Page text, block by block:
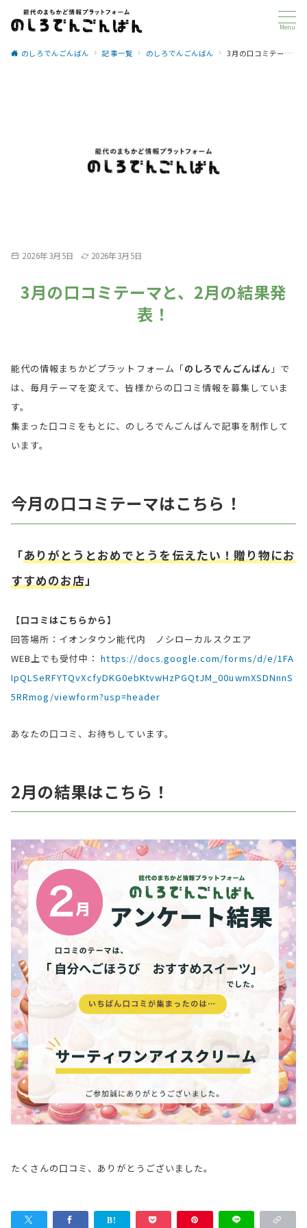
Menu
のしろでんごんばん 記事一覧 のしろでんごんばん 3月の口コミテーマと、2月の結果発表！
2026年3月5日 2026年3月5日
3月の口コミテーマと、2月の結果発
表！
能代の情報まちかどプラットフォーム「のしろでんごんばん 」で
は、毎月テーマを変えて、皆様からの口コミ情報を募集していま
す。
集まった口コミをもとに、のしろでんごんばんで記事を制作して
います。
今月の口コミテーマはこちら！
「ありがとうとおめでとうを伝えたい！贈り物にお
すすめのお店 」
【口コミはこちらから】
回答場所：イオンタウン能代内 ノシローカルスクエア
WEB上でも受付中： https://docs.google.com/forms/d/e/1FA
IpQLSeRFYTQvXcfyDKG0ebKtvwHzPGQtJM_00uwmXSDNnnS
5RRmog/viewform?usp=header
あなたの口コミ、お待ちしています。
2月の結果はこちら！
たくさんの口コミ、ありがとうございました。